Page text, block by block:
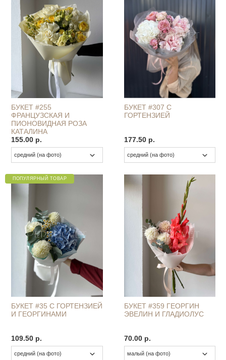
БУКЕТ #255
ФРАНЦУЗСКАЯ И
ПИОНОВИДНАЯ РОЗА
КАТАЛИНА
155.00 р.
БУКЕТ #307 С
ГОРТЕНЗИЕЙ
177.50 р.
ПОПУЛЯРНЫЙ ТОВАР
БУКЕТ #35 С ГОРТЕНЗИЕЙ
И ГЕОРГИНАМИ
109.50 р.
БУКЕТ #359 ГЕОРГИН
ЭВЕЛИН И ГЛАДИОЛУС
70.00 р.